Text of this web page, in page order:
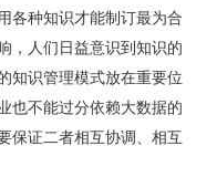
各种知识才能制订最为合
，人们日益意识到知识的
知识管理模式放在重要位
也不能过分依赖大数据的
保证二者相互协调、相互